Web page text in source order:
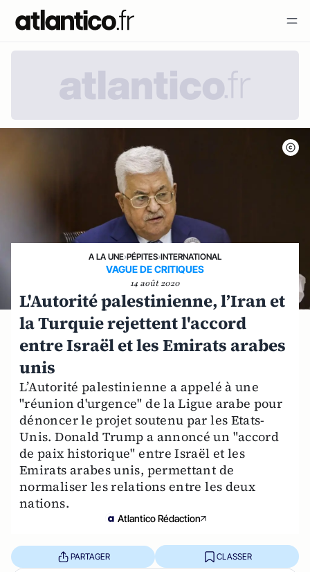
A LA UNE›PÉPITES›INTERNATIONAL
VAGUE DE CRITIQUES
14 août 2020
L'Autorité palestinienne, l’Iran et
la Turquie rejettent l'accord
entre Israël et les Emirats arabes
unis
L’Autorité palestinienne a appelé à une
"réunion d'urgence" de la Ligue arabe pour
dénoncer le projet soutenu par les Etats-
Unis. Donald Trump a annoncé un "accord
de paix historique" entre Israël et les
Emirats arabes unis, permettant de
normaliser les relations entre les deux
nations.
Atlantico Rédaction
PARTAGER CLASSER